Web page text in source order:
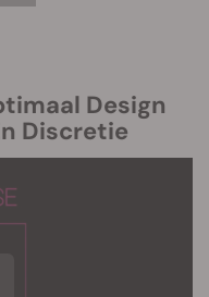
Design
Discretie